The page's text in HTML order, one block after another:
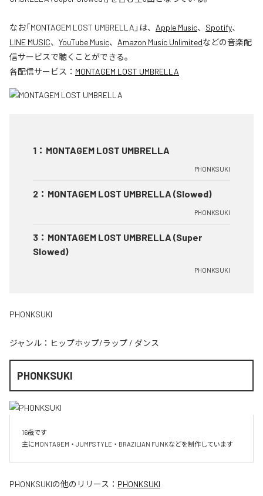
なお「MONTAGEM LOST UMBRELLA 」は、 Apple Music、 Spotify、
LINE MUSIC、 YouTube Music、 Amazon Music Unlimitedなどの音楽配
信サービスで聴くことができる。
各配信サービス： MONTAGEM LOST UMBRELLA
1 ： MONTAGEM LOST UMBRELLA
PHONKSUKI
2 ： MONTAGEM LOST UMBRELLA (Slowed)
PHONKSUKI
3 ： MONTAGEM LOST UMBRELLA (Super
Slowed)
PHONKSUKI
PHONKSUKI
ジャンル： ヒップホップ/ラップ / ダンス
PHONKSUKI
16歳です
主にMONTAGEM・JUMPSTYLE・BRAZILIAN FUNKなどを制作しています
PHONKSUKIの他のリリース： PHONKSUKI